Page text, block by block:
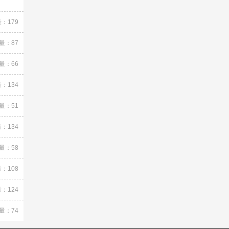
：179
：87
：66
：134
：51
：134
：58
：108
：124
：74